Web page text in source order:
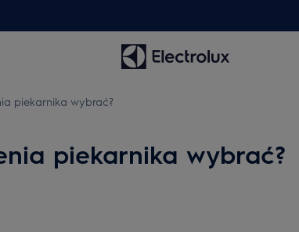
piekarnika wybrać?
piekarnika wybrać?